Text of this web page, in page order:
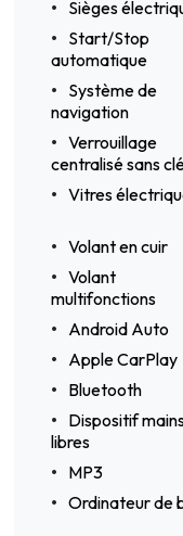
Sièges
Start/Stop
automatique
Système de
navigation
Verrouillage
centralisé sans
Vitres
Volant en cuir
Volant
multifonctions
Android Auto
Apple CarPlay
Bluetooth
Dispositif
libres
MP3
Ordinateur de